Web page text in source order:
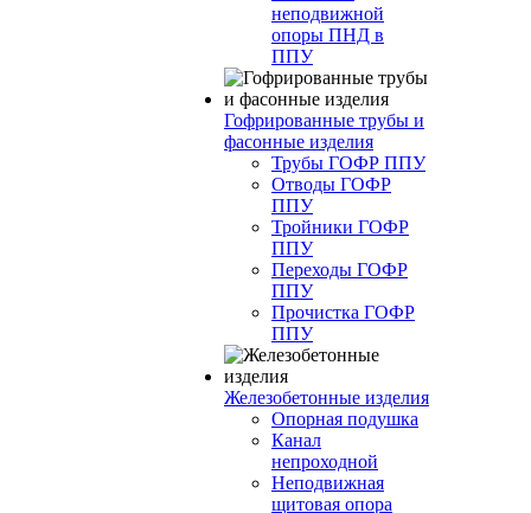
неподвижной
опоры ПНД в
ППУ
Гофрированные трубы и
фасонные изделия
Трубы ГОФР ППУ
Отводы ГОФР
ППУ
Тройники ГОФР
ППУ
Переходы ГОФР
ППУ
Прочистка ГОФР
ППУ
Железобетонные изделия
Опорная подушка
Канал
непроходной
Неподвижная
щитовая опора